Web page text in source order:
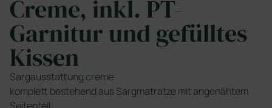
Creme, inkl. PT-
Garnitur und gefülltes
Kissen
Sargausstattung creme
komplett bestehend aus Sargmatratze mit angenähtem